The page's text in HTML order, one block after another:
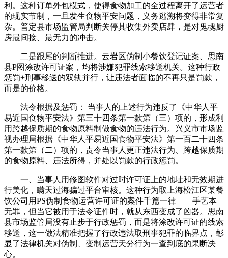
利。这种订单外包模式，使得食物加工的全过程离开了运营者
的现实节制，一旦发生食物平安问题，义务逃溯将变得非常复
杂。普定县市场监管局判断关停其收集外卖店肆，是对鬼魂厨
房最间接、最无力的冲击。
二是跟尾的判断推进。云岩区伪制小餐饮登记证案、思南
县P图涂改许可证案，均将涉嫌犯罪线索移送机关。这种行政
惩罚+刑事移送的双轨并行，让违法者面临的不再只是罚款，
而是的价格。
法令根据及惩罚： 当事人的上述行为违反了《中华人平
易近国食物平安法》第三十四条第一款第（三）项的，形成利
用跨越保质期的食物原料制做食物的违法行为。兴义市市场监
视办理局根据《中华人平易近国食物平安法》第一百二十四条
第一款第（二）项的，责令当事人更正违法行为、跨越保质期
的食物原料、违法所得，并处以罚款的行政惩罚。
一、当事人用修图软件对过时许可证上的地址和无效期进
行美化，瞒天过海骗过平台审核。这种行为取上海松江区某餐
饮公司用PS伪制食物运营许可证的案件千篇一律——手艺本
无罪，但当它被用于法令证件时，就从东西变成了凶器。思南
县市场监管局没有止步于行政惩罚，而是将涂改许可证的线索
移送，这一做法精准把握了行政违法取刑事犯罪的临界点，彰
显了法律机关对伪制、变制运营天分行为一查到底的果断决
心。